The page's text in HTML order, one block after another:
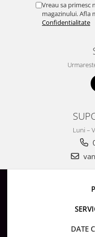
Vreau sa primesc
magazinului. Afla
Confidentialitate
Luni –
DATE